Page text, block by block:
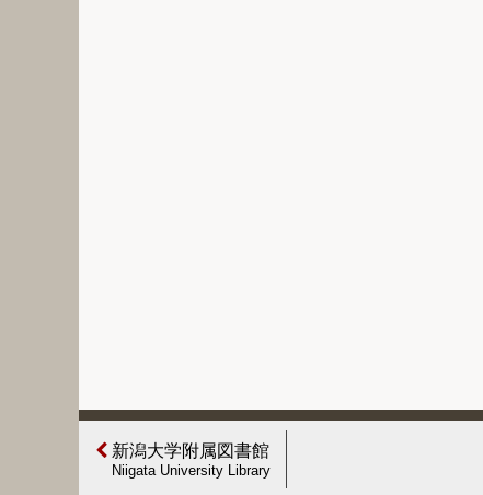
新潟大学附属図書館
Niigata University Library